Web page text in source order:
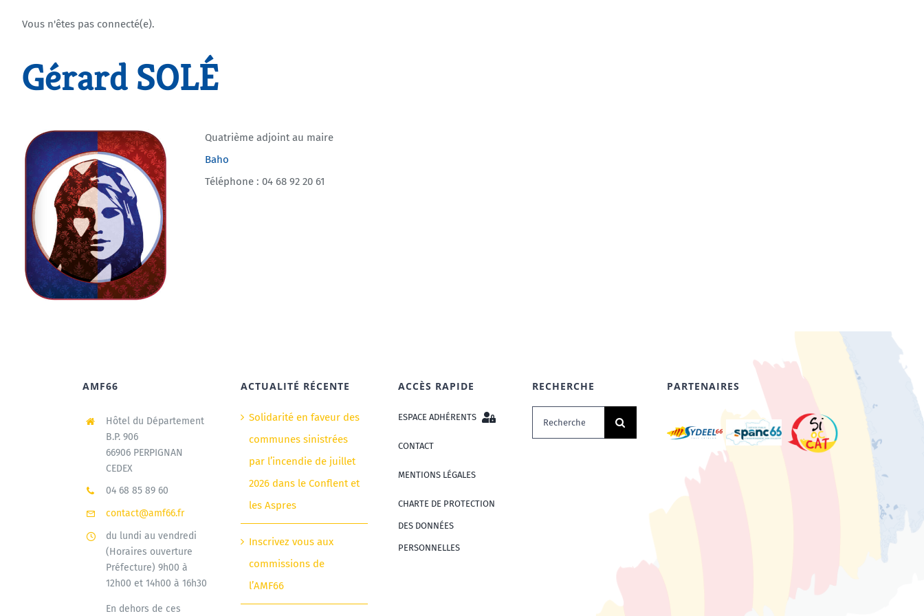
Vous n'êtes pas connecté(e).
Gérard SOLÉ
Quatrième adjoint au maire
Baho
Téléphone : 04 68 92 20 61
AMF66
Hôtel du Département
B.P. 906
66906 PERPIGNAN
CEDEX
04 68 85 89 60
contact@amf66.fr
du lundi au vendredi
(Horaires ouverture
Préfecture) 9h00 à
12h00 et 14h00 à 16h30
En dehors de ces
ACTUALITÉ RÉCENTE
Solidarité en faveur des
communes sinistrées
par l’incendie de juillet
2026 dans le Conflent et
les Aspres
Inscrivez vous aux
commissions de
l’AMF66
ACCÈS RAPIDE
ESPACE ADHÉRENTS
CONTACT
MENTIONS LÉGALES
CHARTE DE PROTECTION
DES DONNÉES
PERSONNELLES
RECHERCHE
Rechercher:
PARTENAIRES